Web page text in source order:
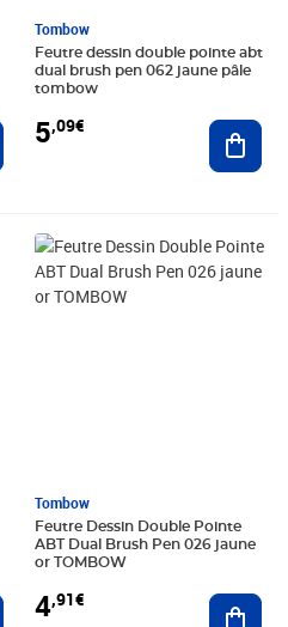
au panier
Tombow
Feutre dessin double pointe abt
dual brush pen 062 jaune pâle
tombow
5,09€
au panier
Tombow
Feutre Dessin Double Pointe
ABT Dual Brush Pen 026 jaune
or TOMBOW
4,91€
Prix 4,91€